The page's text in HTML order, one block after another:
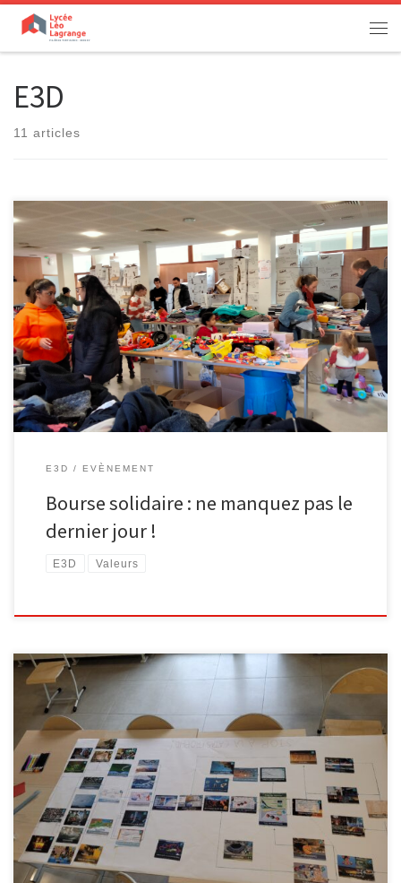
Passer au contenu
E3D
11 articles
[…]
E3D EVÈNEMENT
Bourse solidaire : ne manquez pas le
dernier jour !
E3D Valeurs
[…]